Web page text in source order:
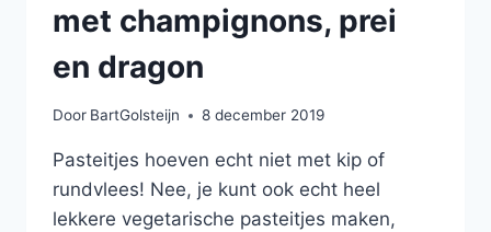
met champignons, prei
en dragon
Door BartGolsteijn 8 december 2019
Pasteitjes hoeven echt niet met kip of
rundvlees! Nee, je kunt ook echt heel
lekkere vegetarische pasteitjes maken,